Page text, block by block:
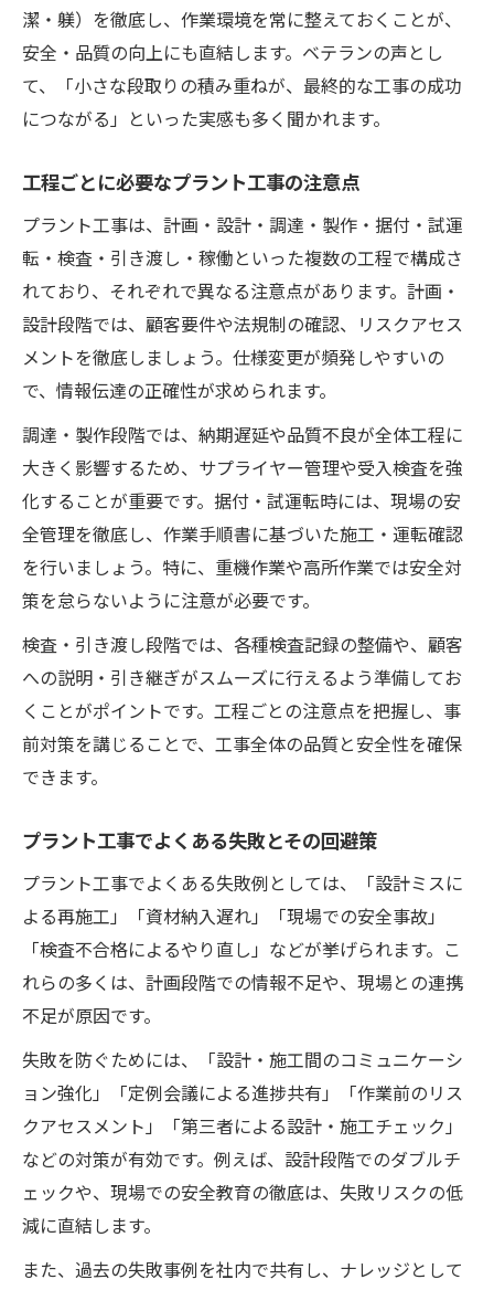
潔・躾）を徹底し、作業環境を常に整えておくことが、
安全・品質の向上にも直結します。ベテランの声とし
て、「小さな段取りの積み重ねが、最終的な工事の成功
につながる」といった実感も多く聞かれます。
工程ごとに必要なプラント工事の注意点
プラント工事は、計画・設計・調達・製作・据付・試運
転・検査・引き渡し・稼働といった複数の工程で構成さ
れており、それぞれで異なる注意点があります。計画・
設計段階では、顧客要件や法規制の確認、リスクアセス
メントを徹底しましょう。仕様変更が頻発しやすいの
で、情報伝達の正確性が求められます。
調達・製作段階では、納期遅延や品質不良が全体工程に
大きく影響するため、サプライヤー管理や受入検査を強
化することが重要です。据付・試運転時には、現場の安
全管理を徹底し、作業手順書に基づいた施工・運転確認
を行いましょう。特に、重機作業や高所作業では安全対
策を怠らないように注意が必要です。
検査・引き渡し段階では、各種検査記録の整備や、顧客
への説明・引き継ぎがスムーズに行えるよう準備してお
くことがポイントです。工程ごとの注意点を把握し、事
前対策を講じることで、工事全体の品質と安全性を確保
できます。
プラント工事でよくある失敗とその回避策
プラント工事でよくある失敗例としては、「設計ミスに
よる再施工」「資材納入遅れ」「現場での安全事故」
「検査不合格によるやり直し」などが挙げられます。こ
れらの多くは、計画段階での情報不足や、現場との連携
不足が原因です。
失敗を防ぐためには、「設計・施工間のコミュニケーシ
ョン強化」「定例会議による進捗共有」「作業前のリス
クアセスメント」「第三者による設計・施工チェック」
などの対策が有効です。例えば、設計段階でのダブルチ
ェックや、現場での安全教育の徹底は、失敗リスクの低
減に直結します。
また、過去の失敗事例を社内で共有し、ナレッジとして